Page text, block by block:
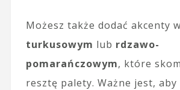
Możesz także dodać akcenty
turkusowym lub rdzawo-
pomarańczowym, które
resztę palety. Ważne jest, aby